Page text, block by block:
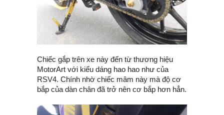
Chiếc gắp trên xe này đến từ thương hiệu
MotorArt với kiểu dáng hao hao như của
RSV4. Chính nhờ chiếc mâm này mà độ cơ
bắp của dàn chân đã trở nên cơ bắp hơn hẳn.